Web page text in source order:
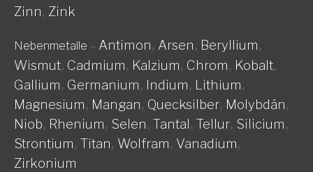
Zinn, Zink
Nebenmetalle – Antimon, Arsen, Beryllium,
Wismut, Cadmium, Kalzium, Chrom, Kobalt,
Gallium, Germanium, Indium, Lithium,
Magnesium, Mangan, Quecksilber, Molybdän,
Niob, Rhenium, Selen, Tantal, Tellur, Silicium,
Strontium, Titan, Wolfram, Vanadium,
Zirkonium